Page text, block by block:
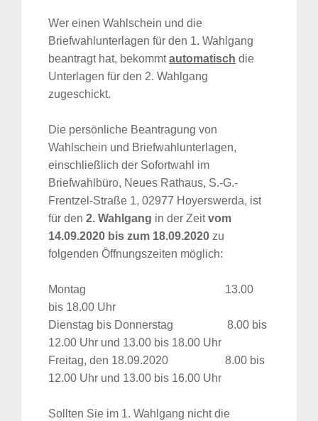
Wer einen Wahlschein und die
Briefwahlunterlagen für den 1. Wahlgang
beantragt hat, bekommtautomatisch die
Unterlagen für den 2. Wahlgang
zugeschickt.
Die persönliche Beantragung von
Wahlschein und Briefwahlunterlagen,
einschließlich der Sofortwahl im
Briefwahlbüro, Neues Rathaus, S.-G.-
Frentzel-Straße 1, 02977 Hoyerswerda, ist
für den 2. Wahlgang in der Zeitvom
14.09.2020 bis zum 18.09.2020 zu
folgenden Öffnungszeiten möglich:
Montag 13.00
bis 18.00 Uhr
Dienstag bis Donnerstag 8.00 bis
12.00 Uhr und 13.00 bis 18.00 Uhr
Freitag, den 18.09.2020 8.00 bis
12.00 Uhr und 13.00 bis 16.00 Uhr
Sollten Sie im 1. Wahlgang nicht die